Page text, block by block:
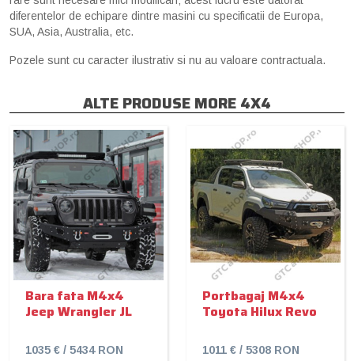
diferentelor de echipare dintre masini cu specificatii de Europa,
SUA, Asia, Australia, etc.
Pozele sunt cu caracter ilustrativ si nu au valoare contractuala.
ALTE PRODUSE MORE 4X4
Bara fata M4x4
Jeep Wrangler JL
1035 € / 5434 RON
Portbagaj M4x4
Toyota Hilux Revo
1011 € / 5308 RON